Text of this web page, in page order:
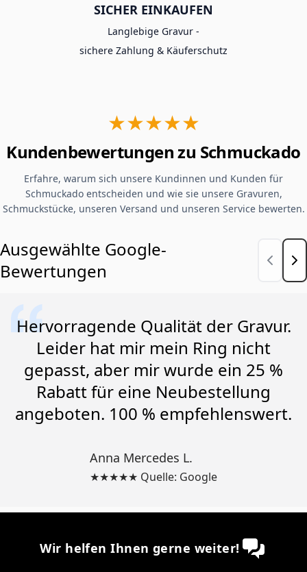
SICHER EINKAUFEN
Langlebige Gravur -
sichere Zahlung & Käuferschutz
★★★★★
Kundenbewertungen zu Schmuckado
Erfahre, warum sich unsere Kundinnen und Kunden für
Schmuckado entscheiden und wie sie unsere Gravuren,
Schmuckstücke, unseren Versand und unseren Service bewerten.
Ausgewählte Google-
Bewertungen
Hervorragende Qualität der Gravur.
Leider hat mir mein Ring nicht
gepasst, aber mir wurde ein 25 %
Rabatt für eine Neubestellung
angeboten. 100 % empfehlenswert.
Anna Mercedes L.
★★★★★ Quelle: Google
Wir helfen Ihnen gerne weiter!